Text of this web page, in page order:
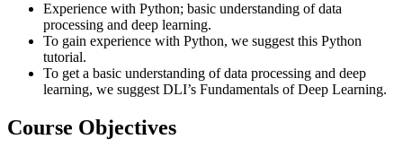
Experience with Python; basic understanding of data
processing and deep learning.
To gain experience with Python, we suggest this Python
tutorial.
To get a basic understanding of data processing and deep
learning, we suggest DLI’s Fundamentals of Deep Learning.
Course Objectives